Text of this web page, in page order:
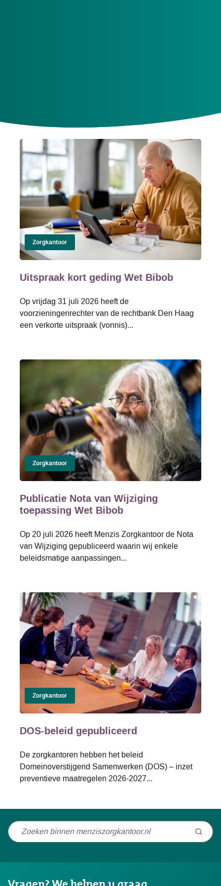
Zorgkantoor
Uitspraak kort geding Wet Bibob
Op vrijdag 31 juli 2026 heeft de
voorzieningenrechter van de rechtbank Den Haag
een verkorte uitspraak (vonnis)...
Zorgkantoor
Publicatie Nota van Wijziging
toepassing Wet Bibob
Op 20 juli 2026 heeft Menzis Zorgkantoor de Nota
van Wijziging gepubliceerd waarin wij enkele
beleidsmatige aanpassingen...
Zorgkantoor
DOS-beleid gepubliceerd
De zorgkantoren hebben het beleid
Domeinoverstijgend Samenwerken (DOS) – inzet
preventieve maatregelen 2026-2027...
Niet
wat